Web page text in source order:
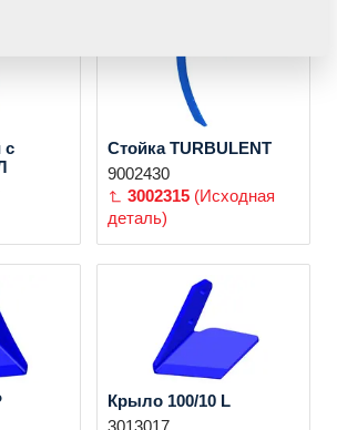
с
Стойка TURBULENT
9002430
3002315 (Исходная
деталь)
Крыло 100/10 L